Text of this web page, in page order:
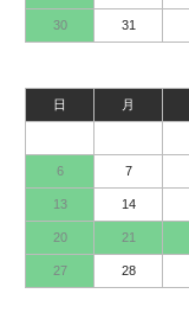
30 31
日 月
6 7
13 14
20 21
27 28